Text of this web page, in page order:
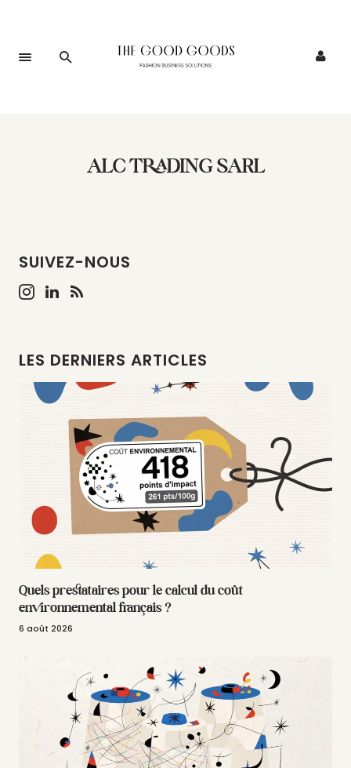
ALC TRADING SARL
SUIVEZ-NOUS
LES DERNIERS ARTICLES
Quels prestataires pour le calcul du coût
environnemental français ?
6 août 2026